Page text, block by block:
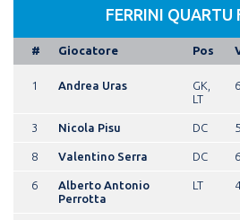
FERRINI QUARTU
# Giocatore Pos
1 Andrea Uras
GK,
LT
6
3 Nicola Pisu DC
8 Valentino Serra DC 6
6
Alberto Antonio
Perrotta
LT 4